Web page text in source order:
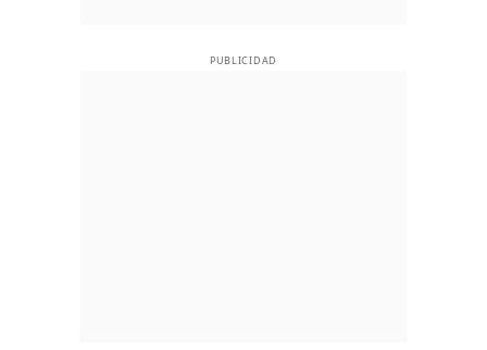
PUBLICIDAD